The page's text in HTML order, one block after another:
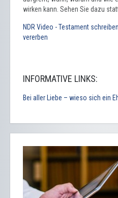
wirken kann. Sehen Sie dazu
NDR Video - Testament
vererben
INFORMATIVE LINKS:
Bei aller Liebe – wieso sich ein